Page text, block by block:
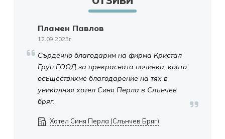
Пламен Павлов
12.09.2023г.
Сърдечно благодарим на фирма Кристал
Груп ЕООД за прекрасната почивка, която
осъществихме благодарение на тях в
уникалния хотел Синя Перла в Слънчев
бряг.
Хотел Синя Перла (Слънчев Бряг)